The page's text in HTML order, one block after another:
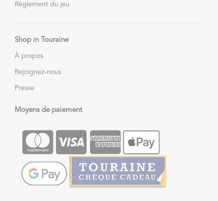
Règlement du jeu
Shop in Touraine
À propos
Rejoignez-nous
Presse
Moyens de paiement